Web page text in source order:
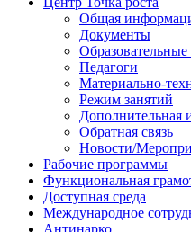
Общая
Документы
Педагоги
Материально-
Режим занятий
Дополнительная
Обратная связь
Новости/
Рабочие программы
Функциональная
Доступная среда
Международное
Антинарко